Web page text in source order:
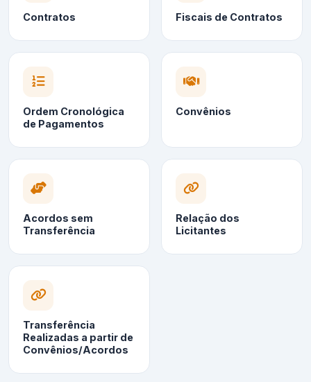
Contratos Fiscais de Contratos
Ordem Cronológica
de Pagamentos
Convênios
Acordos sem
Transferência
Relação dos
Licitantes
Transferência
Realizadas a partir de
Convênios/Acordos